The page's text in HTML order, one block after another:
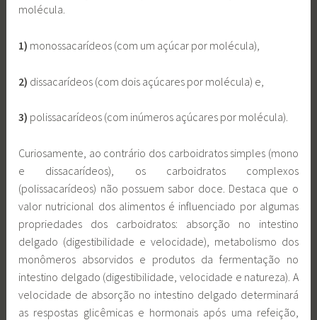
molécula.
1) monossacarídeos (com um açúcar por molécula),
2) dissacarídeos (com dois açúcares por molécula) e,
3) polissacarídeos (com inúmeros açúcares por molécula).
Curiosamente, ao contrário dos carboidratos simples (mono
e dissacarídeos), os carboidratos complexos
(polissacarídeos) não possuem sabor doce. Destaca que o
valor nutricional dos alimentos é influenciado por algumas
propriedades dos carboidratos: absorção no intestino
delgado (digestibilidade e velocidade), metabolismo dos
monômeros absorvidos e produtos da fermentação no
intestino delgado (digestibilidade, velocidade e natureza). A
velocidade de absorção no intestino delgado determinará
as respostas glicêmicas e hormonais após uma refeição,